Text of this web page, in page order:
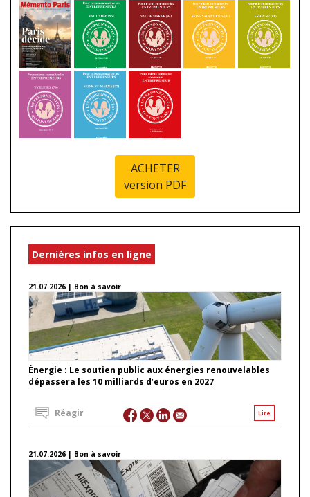
ACHETER
version PDF
Dernières infos en ligne
21.07.2026 | Bon à savoir
Énergie : Le soutien public aux énergies renouvelables
dépassera les 10 milliards d’euros en 2027
Lire
Réagir
21.07.2026 | Bon à savoir